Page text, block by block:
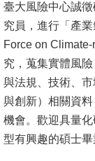
系
所
簡
介
系
所
成
臺大風險中心誠
究員 ，進行「產
Force on
究，蒐集實體風險
與法規、技術、市
與創新）相關資料
機會。 歡迎具量化
型有興趣的碩士畢